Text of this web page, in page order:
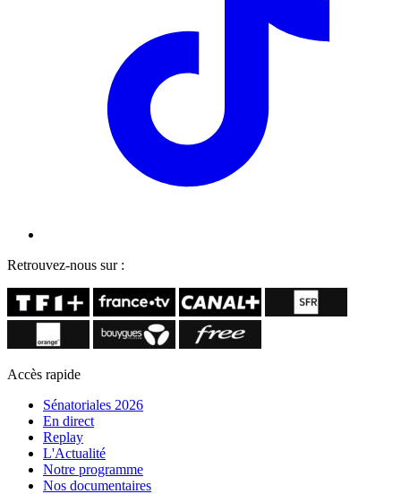
Retrouvez-nous sur :
Accès rapide
Sénatoriales 2026
En direct
Replay
L'Actualité
Notre programme
Nos documentaires